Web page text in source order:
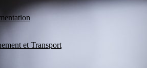
et Transport